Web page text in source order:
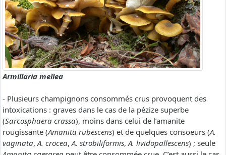
Armillaria mellea
- Plusieurs champignons consommés crus provoquent des
intoxications : graves dans le cas de la pézize superbe
(Sarcosphaera crassa), moins dans celui de l’amanite
rougissante (Amanita rubescens) et de quelques consoeurs (A.
vaginata,A. crocea, A. strobiliformis,A. lividopallescens) ; seule